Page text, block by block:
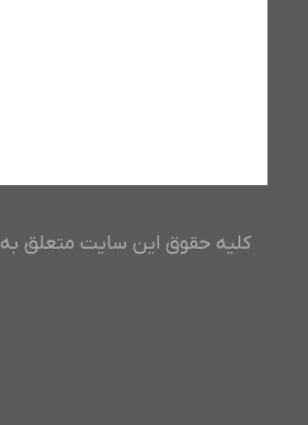
کلیه حقوق این سایت متعلق به